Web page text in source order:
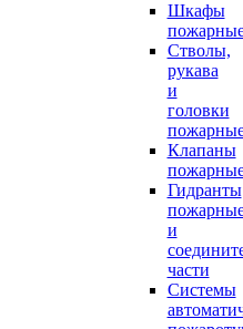
Шкафы
Стволы,
рукава
и
головки
Клапаны
Гидранты
и
части
Системы